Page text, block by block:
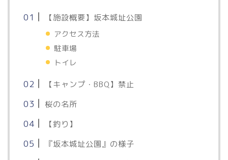
【施設概要】坂本城址公園
アクセス方法
駐車場
トイレ
【キャンプ・BBQ】禁止
桜の名所
【釣り】
『坂本城址公園』の様子